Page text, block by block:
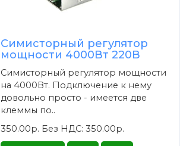
Симисторный регулятор
мощности 4000Вт 220В
Симисторный регулятор мощности
на 4000Вт. Подключение к нему
довольно просто - имеется две
клеммы по..
350.00р. Без НДС: 350.00р.